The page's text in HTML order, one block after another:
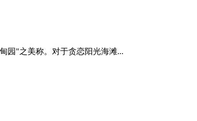
园"之美称。对于贪恋阳光海滩...